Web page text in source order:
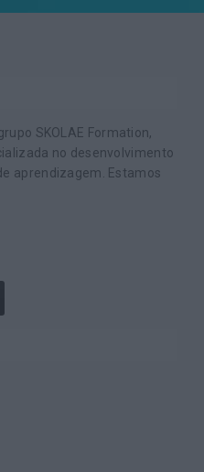
SKOLAE Formation,
no desenvolvimento
aprendizagem. Estamos